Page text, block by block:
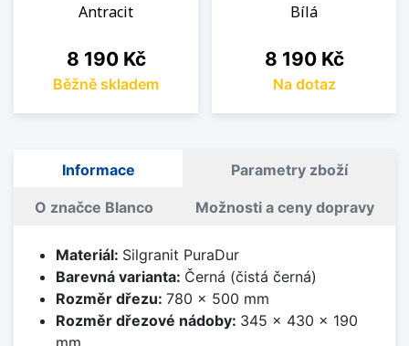
Antracit
Cena
8 190 Kč
Běžně skladem
Bílá
Cena
8 190 Kč
Na dotaz
Informace Parametry zboží
O značce Blanco Možnosti a ceny dopravy
Materiál: Silgranit PuraDur
Barevná varianta: Černá (čistá černá)
Rozměr dřezu: 780 x 500 mm
Rozměr dřezové nádoby: 345 x 430 x 190
mm